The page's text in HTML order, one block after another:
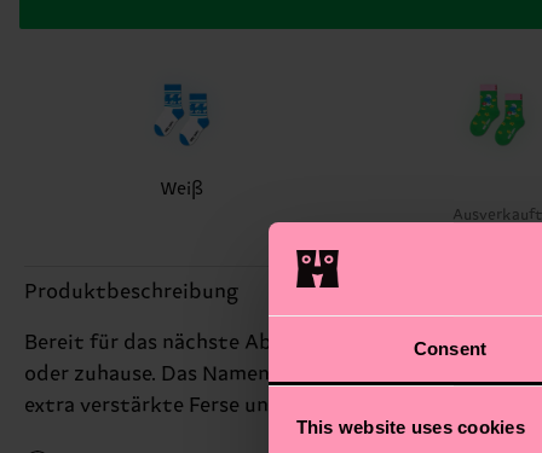
Consent
This website uses cookies
Weiß
Ausverkauft
Produktbeschreibung
Bereit für das nächste Abenteuer? Mit diesem
oder zuhause. Das Namensschild sorgt dafür, dass
extra verstärkte Ferse und Spitze – für bequemen